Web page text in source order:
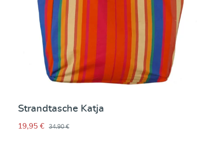
Strandtasche Katja
19,95 € 34,90 €